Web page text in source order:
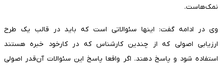
نمک‌هاست.
وی در ادامه گفت: اینها سئوالاتی است که باید در قالب یک طرح
ارزیابی اصولی که از چندین کارشناس که در کارخود خبره هستند
استفاده شود و پاسخ دهند. اگر واقعا پاسخ این سئوالات آن‌قدر اصولی